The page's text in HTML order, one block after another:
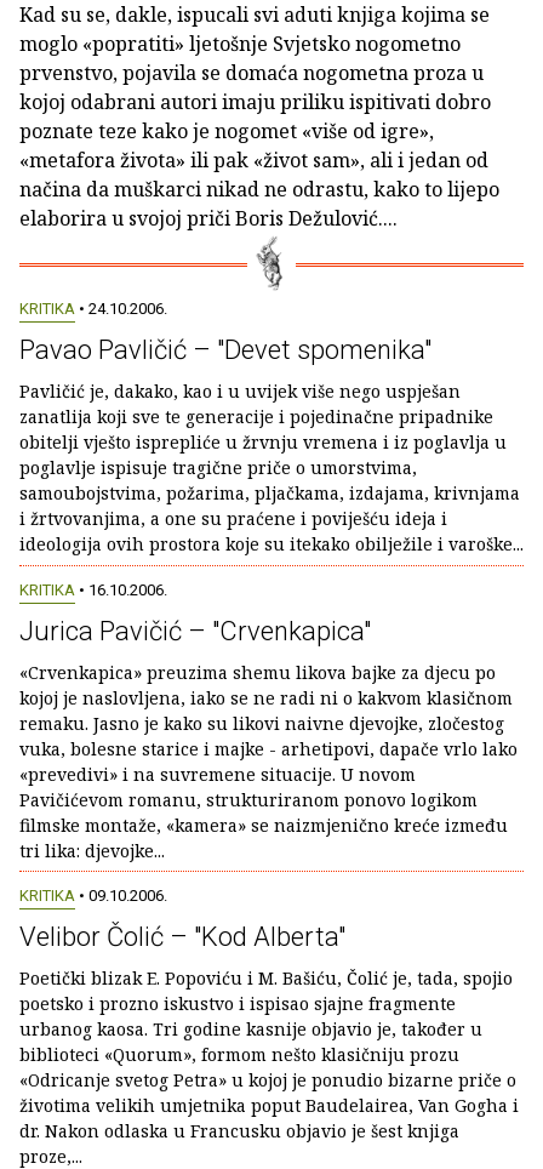
Kad su se, dakle, ispucali svi aduti knjiga kojima se
moglo «popratiti» ljetošnje Svjetsko nogometno
prvenstvo, pojavila se domaća nogometna proza u
kojoj odabrani autori imaju priliku ispitivati dobro
poznate teze kako je nogomet «više od igre»,
«metafora života» ili pak «život sam», ali i jedan od
načina da muškarci nikad ne odrastu, kako to lijepo
elaborira u svojoj priči Boris Dežulović....
KRITIKA • 24.10.2006.
Pavao Pavličić – "Devet spomenika"
Pavličić je, dakako, kao i u uvijek više nego uspješan
zanatlija koji sve te generacije i pojedinačne pripadnike
obitelji vješto isprepliće u žrvnju vremena i iz poglavlja u
poglavlje ispisuje tragične priče o umorstvima,
samoubojstvima, požarima, pljačkama, izdajama, krivnjama
i žrtvovanjima, a one su praćene i poviješću ideja i
ideologija ovih prostora koje su itekako obilježile i varoške...
KRITIKA • 16.10.2006.
Jurica Pavičić – "Crvenkapica"
«Crvenkapica» preuzima shemu likova bajke za djecu po
kojoj je naslovljena, iako se ne radi ni o kakvom klasičnom
remaku. Jasno je kako su likovi naivne djevojke, zločestog
vuka, bolesne starice i majke - arhetipovi, dapače vrlo lako
«prevedivi» i na suvremene situacije. U novom
Pavičićevom romanu, strukturiranom ponovo logikom
filmske montaže, «kamera» se naizmjenično kreće između
tri lika: djevojke...
KRITIKA • 09.10.2006.
Velibor Čolić – "Kod Alberta"
Poetički blizak E. Popoviću i M. Bašiću, Čolić je, tada, spojio
poetsko i prozno iskustvo i ispisao sjajne fragmente
urbanog kaosa. Tri godine kasnije objavio je, također u
biblioteci «Quorum», formom nešto klasičniju prozu
«Odricanje svetog Petra» u kojoj je ponudio bizarne priče o
životima velikih umjetnika poput Baudelairea, Van Gogha i
dr. Nakon odlaska u Francusku objavio je šest knjiga
proze,...